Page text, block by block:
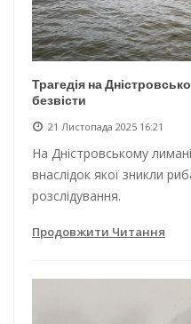
Трагедія на
безвісти
21 Листопада 2025 16:21
На Дністровському
внаслідок якої зникли
розслідування.
Продовжити Читання